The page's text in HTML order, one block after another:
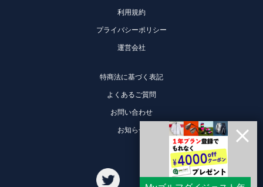
利用規約
プライバシーポリシー
運営会社
特商法に基づく表記
よくあるご質問
お問い合わせ
お知らせ